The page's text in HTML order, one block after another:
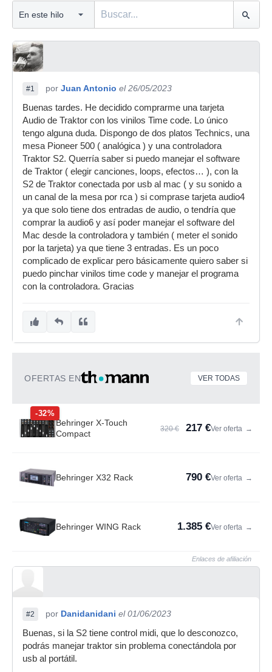
#1 por Juan Antonio el 26/05/2023
Buenas tardes. He decidido comprarme una tarjeta
Audio de Traktor con los vinilos Time code. Lo único
tengo alguna duda. Dispongo de dos platos Technics, una
mesa Pioneer 500 ( analógica ) y una controladora
Traktor S2. Querría saber si puedo manejar el software
de Traktor ( elegir canciones, loops, efectos… ), con la
S2 de Traktor conectada por usb al mac ( y su sonido a
un canal de la mesa por rca ) si comprase tarjeta audio4
ya que solo tiene dos entradas de audio, o tendría que
comprar la audio6 y así poder manejar el software del
Mac desde la controladora y también ( meter el sonido
por la tarjeta) ya que tiene 3 entradas. Es un poco
complicado de explicar pero básicamente quiero saber si
puedo pinchar vinilos time code y manejar el programa
con la controladora. Gracias
OFERTAS EN VER TODAS
-32%
Behringer X-Touch
Compact
320 € 217 €Ver oferta →
Behringer X32 Rack 790 €Ver oferta →
Behringer WING Rack 1.385 €Ver oferta →
Enlaces de afiliación
#2 por Danidanidani el 01/06/2023
Buenas, si la S2 tiene control midi, que lo desconozco,
podrás manejar traktor sin problema conectándola por
usb al portátil.